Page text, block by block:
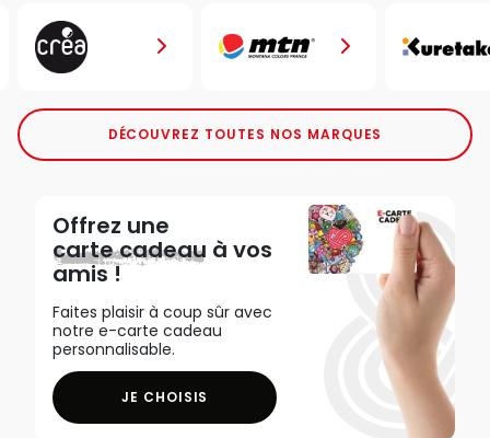
DÉCOUVREZ TOUTES NOS MARQUES
Offrez une
carte cadeau à vos
amis !
Faites plaisir à coup sûr avec
notre e-carte cadeau
personnalisable.
JE CHOISIS